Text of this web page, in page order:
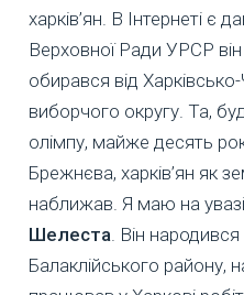
харків’ян. В Інтернеті є
Верховної Ради УРСР
обирався від
виборчого округу. Та,
олімпу, майже десять
Брежнєва, харків’ян як
наближав. Я маю на увазі
Шелеста . Він
Балаклійського району,